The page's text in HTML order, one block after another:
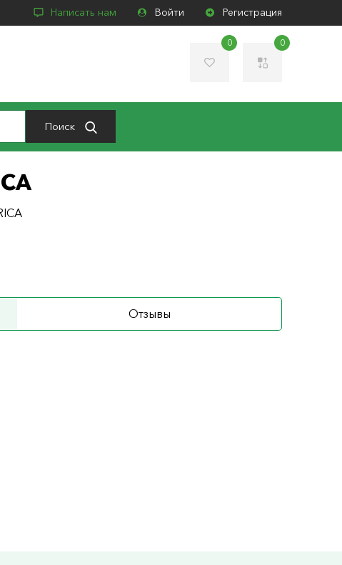
Написать нам Войти Регистрация
0 0
Поиск
Отзывы